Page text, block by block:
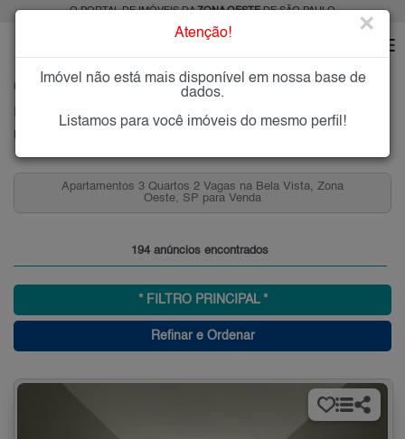
O PORTAL DE IMÓVEIS DAZONA OESTEDE SÃO PAULO
BELA VISTA
Imóveis à Venda na Bela Vista, Zona Oeste, SP
Apartamentos 3 Quartos 2 Vagas na Bela Vista, Zona
Oeste, SP para Venda
194 anúncios encontrados
* FILTRO PRINCIPAL *
Refinar e Ordenar
Atenção! ×
Imóvel não está mais disponível em nossa base de
dados.
Listamos para você imóveis do mesmo perfil!